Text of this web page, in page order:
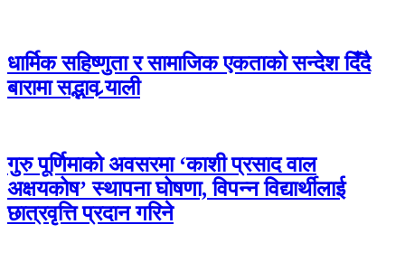
धार्मिक सहिष्णुता र सामाजिक एकताको सन्देश दिँदै
बारामा सद्भाव र्‍याली
गुरु पूर्णिमाको अवसरमा ‘काशी प्रसाद वाल
अक्षयकोष’ स्थापना घोषणा, विपन्न विद्यार्थीलाई
छात्रवृत्ति प्रदान गरिने